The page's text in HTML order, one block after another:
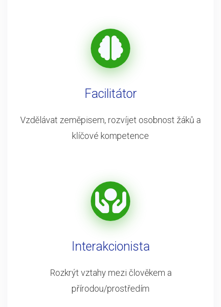
Facilitátor
Vzdělávat zeměpisem, rozvíjet osobnost žáků a
klíčové kompetence
Interakcionista
Rozkrýt vztahy mezi člověkem a
přírodou/prostředím